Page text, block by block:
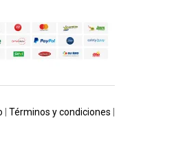
Términos y condiciones